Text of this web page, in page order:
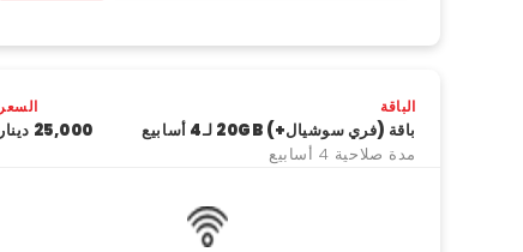
الباقة
باقة (فري سوشيال+) 20GB لـ4 أسابيع
مدة صلاحية 4 أسابيع
السعر
25,000 دینار